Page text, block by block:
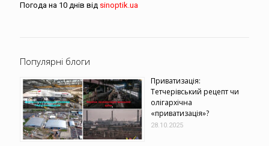
Погода на 10 днів від sinoptik.ua
Популярні блоги
Приватизація:
Тетчерівський рецепт чи
олігархічна
«приватизація»?
28.10.2025